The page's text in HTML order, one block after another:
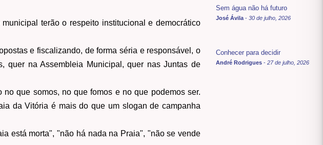
terão o respeito institucional e democrático
e fiscalizando, de forma séria e responsável, o
quer na Assembleia Municipal, quer nas Juntas de
que somos, no que fomos e no que podemos ser.
da Vitória é mais do que um slogan de campanha
está morta", "não há nada na Praia", "não se vende
Sem água não há futuro
José Ávila - 30 de julho, 2026
Conhecer para decidir
André Rodrigues - 27 de julho, 2026